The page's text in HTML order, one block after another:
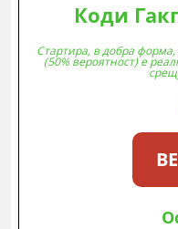
Коди
Стартира, в добра
(50% вероятност) е